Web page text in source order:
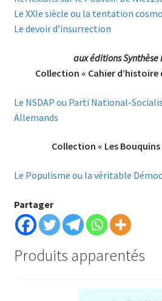
Le XXIe siècle ou la tentation
Le devoir d’insurrection
aux éditions
Collection « Cahier
Le NSDAP ou Parti National-
Allemands
Collection « Les Bouquins
Le Populisme ou la véritable
Partager
Produits apparentés